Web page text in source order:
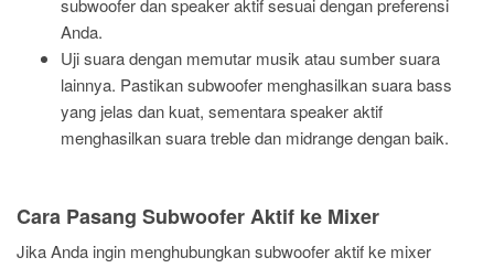
Anda.
Uji suara dengan memutar musik atau sumber suara
lainnya. Pastikan subwoofer menghasilkan suara bass
yang jelas dan kuat, sementara speaker aktif
menghasilkan suara treble dan midrange dengan baik.
Cara Pasang Subwoofer Aktif ke Mixer
Jika Anda ingin menghubungkan subwoofer aktif ke mixer